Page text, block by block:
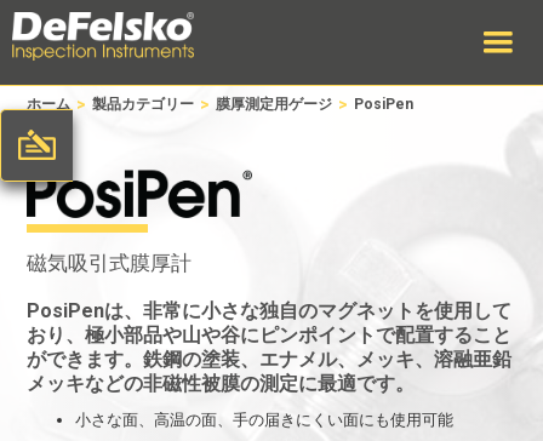
ホーム > 製品カテゴリー > 膜厚測定用ゲージ > PosiPen
磁気吸引式膜厚計
PosiPenは、非常に小さな独自のマグネットを使用して
おり、極小部品や山や谷にピンポイントで配置すること
ができます。鉄鋼の塗装、エナメル、メッキ、溶融亜鉛
メッキなどの非磁性被膜の測定に最適です。
小さな面、高温の面、手の届きにくい面にも使用可能